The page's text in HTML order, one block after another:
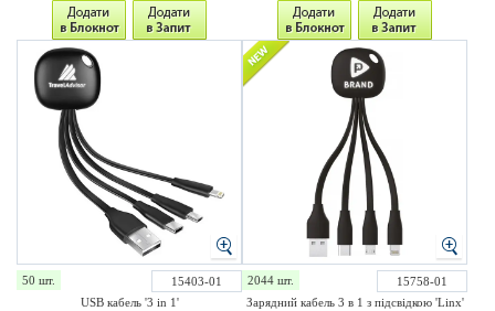
50 шт.
15403-01
USB кабель '3 in 1'
2044 шт.
15758-01
Зарядний кабель 3 в 1 з підсвідкою 'Linx'